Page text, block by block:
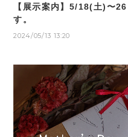
【展示案内】5/18(土)〜
す。
2024/05/13 13:20